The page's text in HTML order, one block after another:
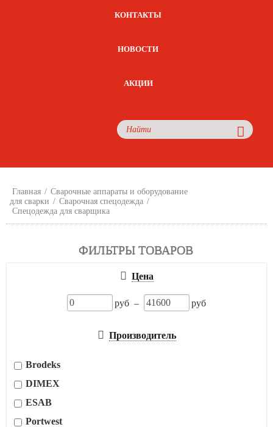
КОНТАКТЫ
НОВОСТИ
АКЦИИ
Главная / Сварочные аппараты и оборудование
для сварки / Сварочная спецодежда /
Спецодежда для сварщика
ФИЛЬТРЫ ТОВАРОВ
Цена
руб – руб
Производитель
Brodeks
DIMEX
ESAB
Portwest